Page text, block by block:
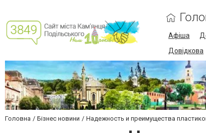
Афіша
Довідкова
Головна Бізнес новини Надежность и преимущества